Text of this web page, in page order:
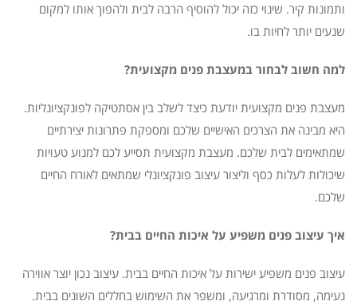
ותמונות קיר. שינוי כזה יכול להוסיף הרבה לבית ולהפוך אותו למקום
שנעים יותר לחיות בו.
למה חשוב לבחור במעצבת פנים מקצועית?
מעצבת פנים מקצועית יודעת כיצד לשלב בין אסתטיקה לפונקציונליות.
היא מבינה את הצרכים האישיים שלכם ומספקת פתרונות יצירתיים
שמתאימים לבית שלכם. מעצבת מקצועית תסייע לכם למנוע טעויות
שיכולות לעלות כסף וליצור עיצוב פונקציונלי שמתאים לאורח החיים
שלכם.
איך עיצוב פנים משפיע על איכות החיים בבית?
עיצוב פנים משפיע ישירות על איכות החיים בבית. עיצוב נכון יוצר אווירה
נעימה, מסודרת ומרגיעה, ומשפר את השימוש בחללים השונים בבית.